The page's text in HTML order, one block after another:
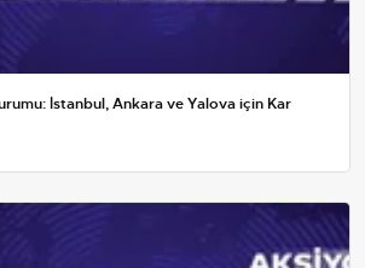
İstanbul, Ankara ve Yalova için Kar